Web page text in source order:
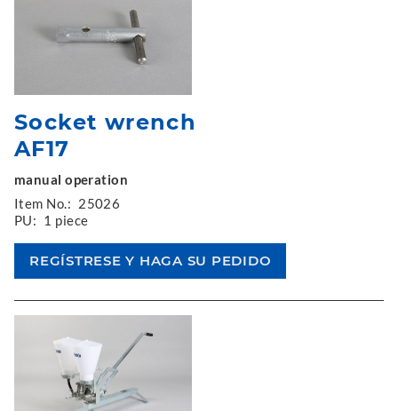
Socket wrench
AF17
manual operation
Item No.: 25026
PU: 1 piece